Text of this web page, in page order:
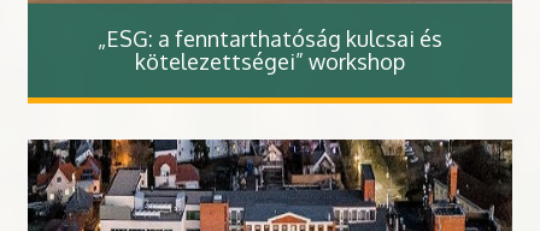
„ESG: a fenntarthatóság kulcsai és
kötelezettségei” workshop